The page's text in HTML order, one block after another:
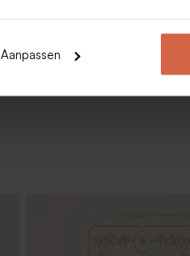
Aanpassen